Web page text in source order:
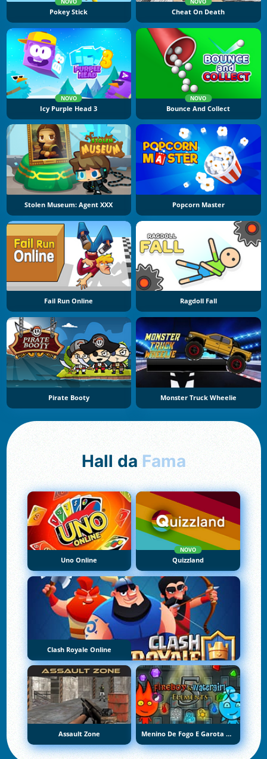
NOVO
Pokey Stick
NOVO
Cheat On Death
NOVO
Icy Purple Head 3
NOVO
Bounce And Collect
Stolen Museum: Agent XXX Popcorn Master
Fail Run Online Ragdoll Fall
Pirate Booty Monster Truck Wheelie
Hall da Fama
Uno Online
NOVO
Quizzland
Clash Royale Online
Assault Zone Menino De Fogo E Garota De Água 5: Elementos